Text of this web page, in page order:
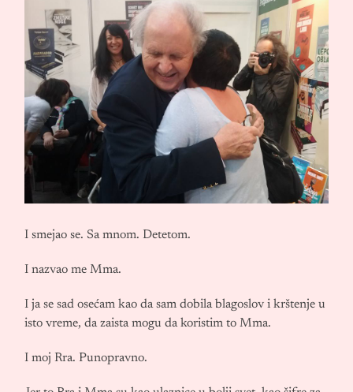
I smejao se. Sa mnom. Detetom.
I nazvao me Mma.
I ja se sad osećam kao da sam dobila blagoslov i krštenje u
isto vreme, da zaista mogu da koristim to Mma.
I moj Rra. Punopravno.